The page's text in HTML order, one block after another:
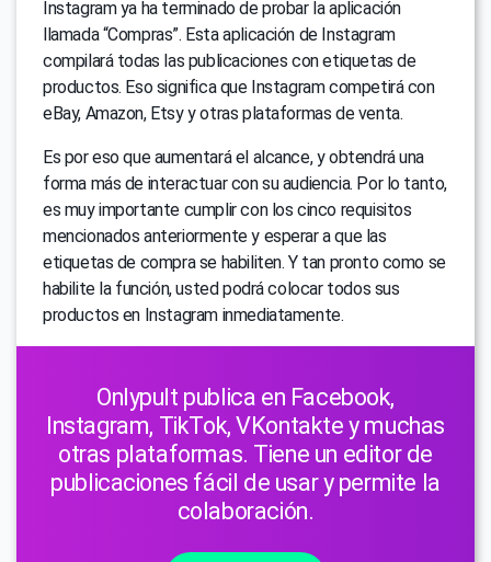
Instagram ya ha terminado de probar la aplicación
llamada “Compras”. Esta aplicación de Instagram
compilará todas las publicaciones con etiquetas de
productos. Eso significa que Instagram competirá con
eBay, Amazon, Etsy y otras plataformas de venta.
Es por eso que aumentará el alcance, y obtendrá una
forma más de interactuar con su audiencia. Por lo tanto,
es muy importante cumplir con los cinco requisitos
mencionados anteriormente y esperar a que las
etiquetas de compra se habiliten. Y tan pronto como se
habilite la función, usted podrá colocar todos sus
productos en Instagram inmediatamente.
Onlypult publica en Facebook,
Instagram, TikTok, VKontakte y muchas
otras plataformas. Tiene un editor de
publicaciones fácil de usar y permite la
colaboración.